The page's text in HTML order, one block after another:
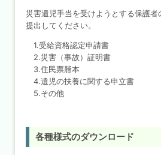
災害遺児手当を受けようとする保護
提出してください。
1.受給資格認定申請書
2.災害（事故）証明書
3.住民票謄本
4.遺児の扶養に関する申立書
5.その他
各種様式のダウンロード